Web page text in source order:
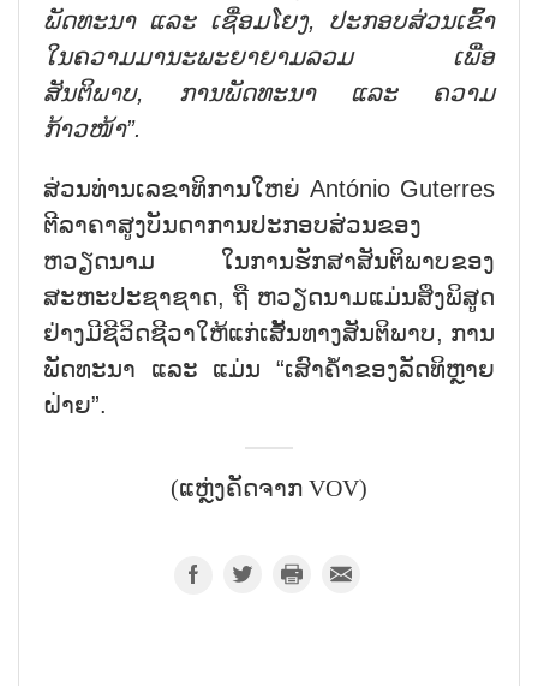
ພັດທະນາ ແລະ ເຊື່ອມໂຍງ, ປະກອບສ່ວນເຂົ້າ
ໃນຄວາມມານະພະຍາຍາມລວມ ເພື່ອ
ສັນຕິພາບ, ການພັດທະນາ ແລະ ຄວາມ
ກ້າວໜ້າ”.
ສ່ວນທ່ານເລຂາທິການໃຫຍ່ António Guterres
ຕີລາຄາສູງບັນດາການປະກອບສ່ວນຂອງ
ຫວຽດນາມ ໃນການຮັກສາສັນຕິພາບຂອງ
ສະຫະປະຊາຊາດ, ຖື ຫວຽດນາມແມ່ນສິ່ງພິສູດ
ຢ່າງມີຊີວິດຊີວາໃຫ້ແກ່ເສັ້ນທາງສັນຕິພາບ, ການ
ພັດທະນາ ແລະ ແມ່ນ “ເສົາຄ້ຳຂອງລັດທິຫຼາຍ
ຝ່າຍ”.
(ແຫຼ່ງຄັດຈາກ VOV)